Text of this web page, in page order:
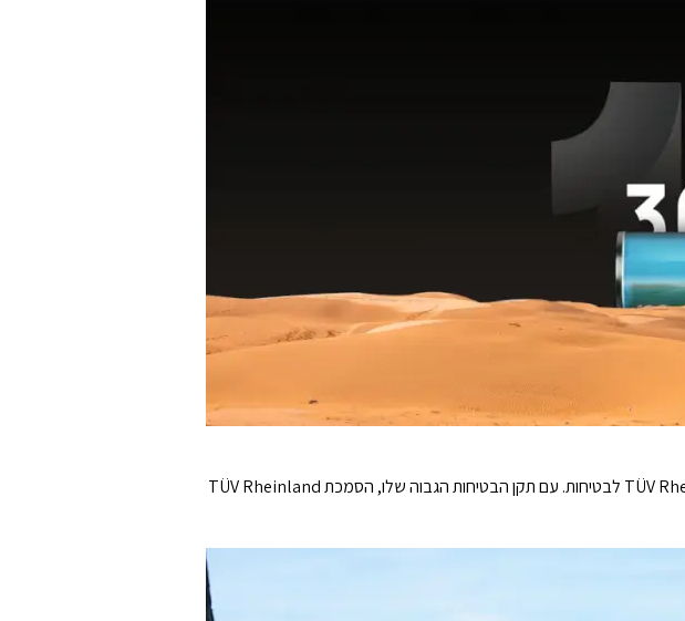
סדרת River 2 היא רמה מעל השאר כתחנת הכוח הניידת הראשונה בעולם שזוכה בהסמכת TÜV Rheinland לבטיחות. עם תקן הבטיחות הגבוה שלו, הסמכת TÜV Rheinland